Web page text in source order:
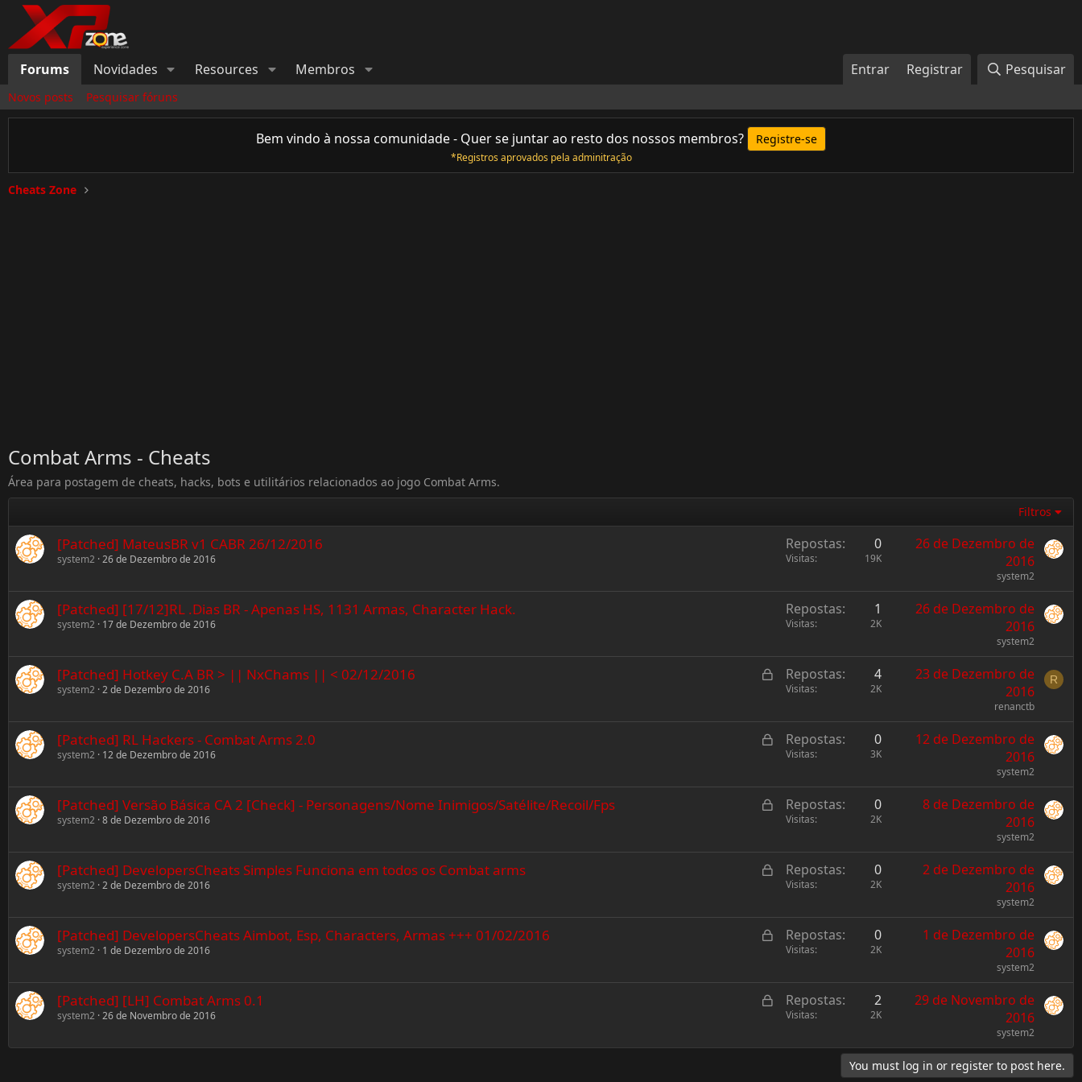
Forums Novidades Resources Membros Entrar Registrar Pesquisar
Novos posts Pesquisar fóruns
Bem vindo à nossa comunidade - Quer se juntar ao resto dos nossos membros? Registre-se
*Registros aprovados pela adminitração
Cheats Zone
Combat Arms - Cheats
Área para postagem de cheats, hacks, bots e utilitários relacionados ao jogo Combat Arms.
Filtros
[Patched] MateusBR v1 CABR 26/12/2016
system2 26 de Dezembro de 2016
Repostas 0
Visitas 19K
26 de Dezembro de
2016
system2
[Patched] [17/12]RL .Dias BR - Apenas HS, 1131 Armas, Character Hack.
system2 17 de Dezembro de 2016
Repostas 1
Visitas 2K
26 de Dezembro de
2016
system2
L
k
e
[Patched] Hotkey C.A BR > || NxChams || < 02/12/2016
system2 2 de Dezembro de 2016
Repostas 4
Visitas 2K
23 de Dezembro de
2016
renanctb
R
L
k
e
[Patched] RL Hackers - Combat Arms 2.0
system2 12 de Dezembro de 2016
Repostas 0
Visitas 3K
12 de Dezembro de
2016
system2
L
k
e
[Patched] Versão Básica CA 2 [Check] - Personagens/Nome Inimigos/Satélite/Recoil/Fps
system2 8 de Dezembro de 2016
Repostas 0
Visitas 2K
8 de Dezembro de
2016
system2
L
k
e
[Patched] DevelopersCheats Simples Funciona em todos os Combat arms
system2 2 de Dezembro de 2016
Repostas 0
Visitas 2K
2 de Dezembro de
2016
system2
L
k
e
[Patched] DevelopersCheats Aimbot, Esp, Characters, Armas +++ 01/02/2016
system2 1 de Dezembro de 2016
Repostas 0
Visitas 2K
1 de Dezembro de
2016
system2
L
k
[Patched] [LH] Combat Arms 0.1
system2 26 de Novembro de 2016
Repostas 2
Visitas 2K
29 de Novembro de
2016
system2
You must log in or register to post here.